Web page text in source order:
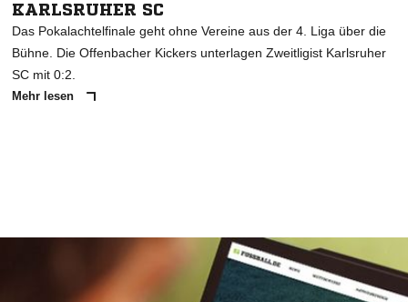
KARLSRUHER SC
Das Pokalachtelfinale geht ohne Vereine aus der 4. Liga über die
Bühne. Die Offenbacher Kickers unterlagen Zweitligist Karlsruher
SC mit 0:2.
Mehr lesen